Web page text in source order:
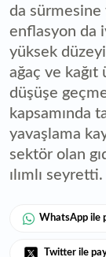
da sürmesine
enflasyon da
yüksek
ağaç ve
düşüşe
kapsamında
yavaşlama
sektör olan
ılımlı seyretti.
WhatsApp ile
Twitter ile